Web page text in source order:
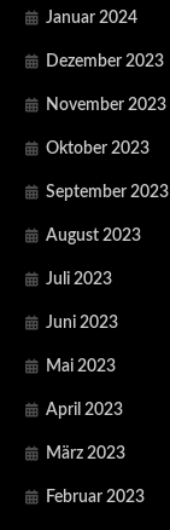
Januar 2024
Dezember 2023
November 2023
Oktober 2023
September 2023
August 2023
Juli 2023
Juni 2023
Mai 2023
April 2023
März 2023
Februar 2023